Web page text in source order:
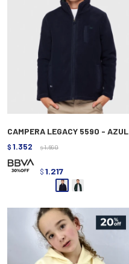
CAMPERA LEGACY 5590 - AZUL
$ 1.352 $ 1.690
$ 1.217